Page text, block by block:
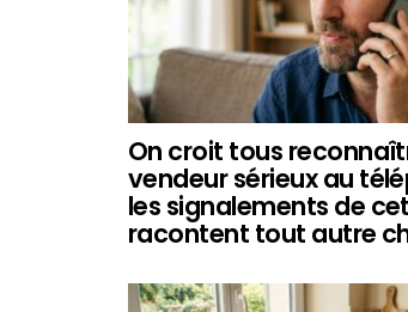
On croit tous
vendeur sérieux au
les signalements de
racontent tout autre